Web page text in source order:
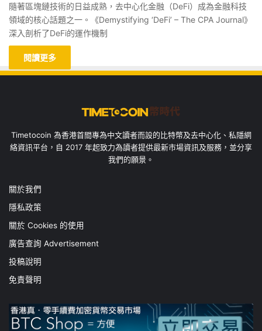
隨著區塊鏈技術的日益成熟，去中心化金融（DeFi）成為金融科技
領域的核心話題之一。《Demystifying ‘DeFi’ – The CPA Journal》
深入剖析了DeFi的運作機制
閱讀更多
Timetocoin 為香港首間專為中文讀者而設的比特幣及去中心化、私隱網
絡資訊平台，自 2017 年起致力為讀者提供最新市場資訊及服務，並分享
我們的願景。
關於我們
隱私政策
關於 Cookies 的使用
廣告查詢 Advertisement
投稿說明
免責聲明